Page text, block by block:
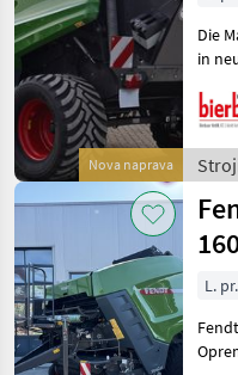
Nova naprava
Die
in
und
za
in
/L.
Oprema: -